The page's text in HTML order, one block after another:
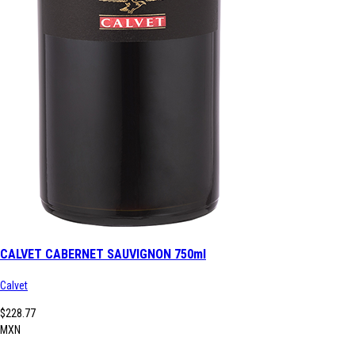
CALVET CABERNET SAUVIGNON 750ml
Calvet
$228.77
MXN